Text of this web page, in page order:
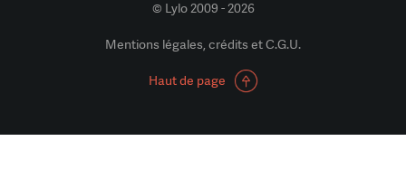
© Lylo 2009 - 2026
Mentions légales, crédits et C.G.U.
Haut de page